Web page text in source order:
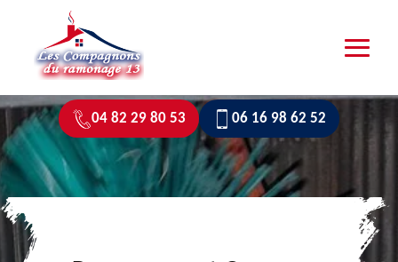
04 82 29 80 53 06 16 98 62 52